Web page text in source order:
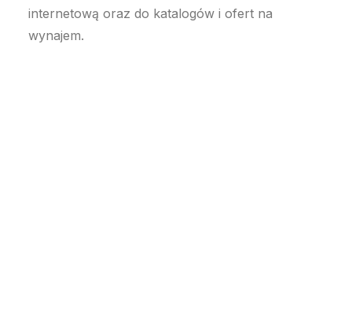
internetową oraz do katalogów i ofert na
wynajem.